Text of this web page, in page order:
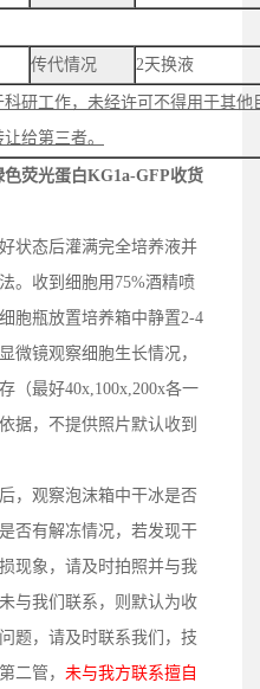
传代情况 2天换液
研工作，未经许可不得用于其他
给第三者。
荧光蛋白KG1a-GFP收货
状态后灌满完全培养液并
。收到细胞用75%酒精喷
胞瓶放置培养箱中静置2-4
显微镜观察细胞生长情况，
（最好40x,100x,200x各一
据，不提供照片默认收到
，观察泡沫箱中干冰是否
否有解冻情况，若发现干
现象，请及时拍照并与我
与我们联系，则默认为收
题，请及时联系我们，技
二管， 未与我方联系擅自